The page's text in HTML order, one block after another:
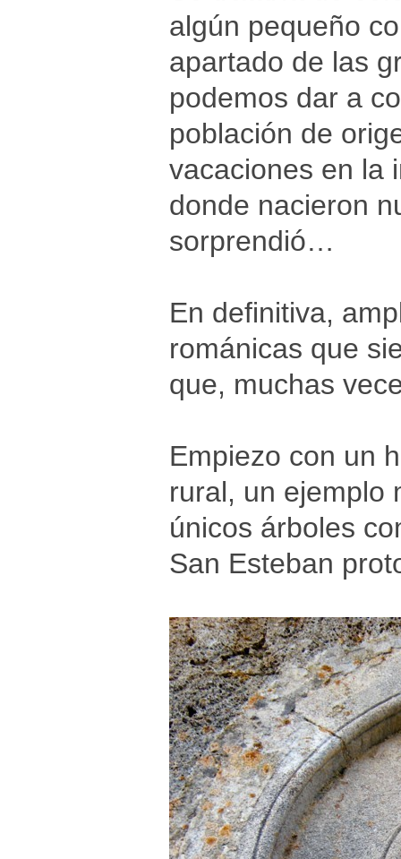
algún pequeño
apartado de las
podemos dar a
población de
vacaciones en la
donde nacieron
sorprendió…
En definitiva,
románicas que
que, muchas
Empiezo con un
rural, un ejemplo
únicos árboles
San Esteban